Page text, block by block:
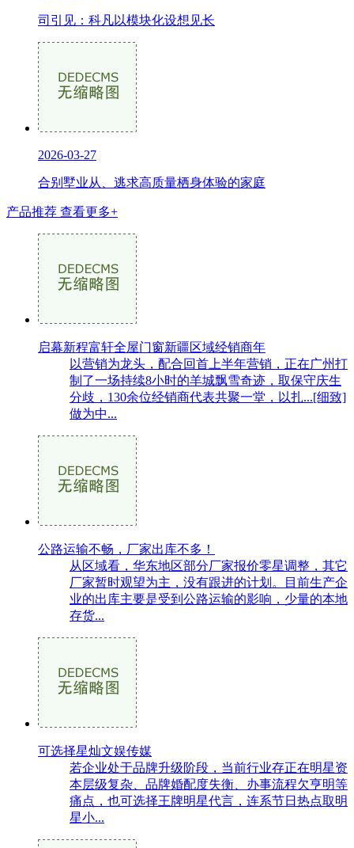
司引见：科凡以模块化设想见长
2026-03-27
合别墅业从、逃求高质量栖身体验的家庭
产品推荐 查看更多+
启幕新程富轩全屋门窗新疆区域经销商年
以营销为龙头，配合回首上半年营销，正在广州打
制了一场持续8小时的羊城飘雪奇迹，取保守庆生
分歧，130余位经销商代表共聚一堂，以扎...[细致]
做为中...
公路运输不畅，厂家出库不多！
从区域看，华东地区部分厂家报价零星调整，其它
厂家暂时观望为主，没有跟进的计划。目前生产企
业的出库主要是受到公路运输的影响，少量的本地
存货...
可选择星灿文娱传媒
若企业处于品牌升级阶段，当前行业存正在明星资
本层级复杂、品牌婚配度失衡、办事流程欠亨明等
痛点，也可选择王牌明星代言，连系节日热点取明
星小...